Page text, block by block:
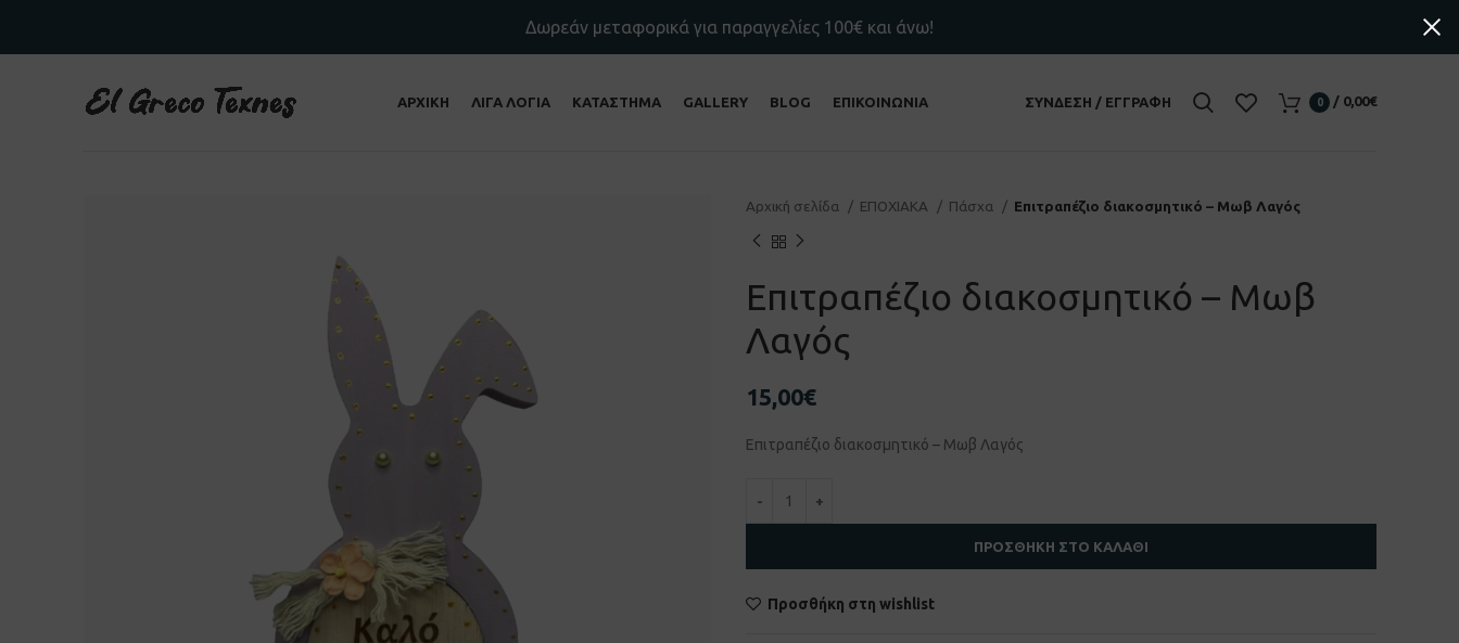
ΑΡΧΙΚΗ ΛΙΓΑ ΛΟΓΙΑ ΚΑΤΑΣΤΗΜΑ GALLERY BLOG ΕΠΙΚΟΙΝΩΝΙΑ ΣΎΝΔΕΣΗ / ΕΓΓΡΑΦΉ 0 / 0,00€
Αρχική σελίδα ΕΠΟΧΙΑΚΑ Πάσχα Επιτραπέζιο διακοσμητικό – Μωβ Λαγός
Επιτραπέζιο διακοσμητικό – Μωβ
Λαγός
15,00€
Επιτραπέζιο διακοσμητικό – Μωβ Λαγός
ΠΡΟΣΘΉΚΗ ΣΤΟ ΚΑΛΆΘΙ
Προσθήκη στη wishlist
Δωρεάν μεταφορικά για παραγγελίες 100€ και άνω!